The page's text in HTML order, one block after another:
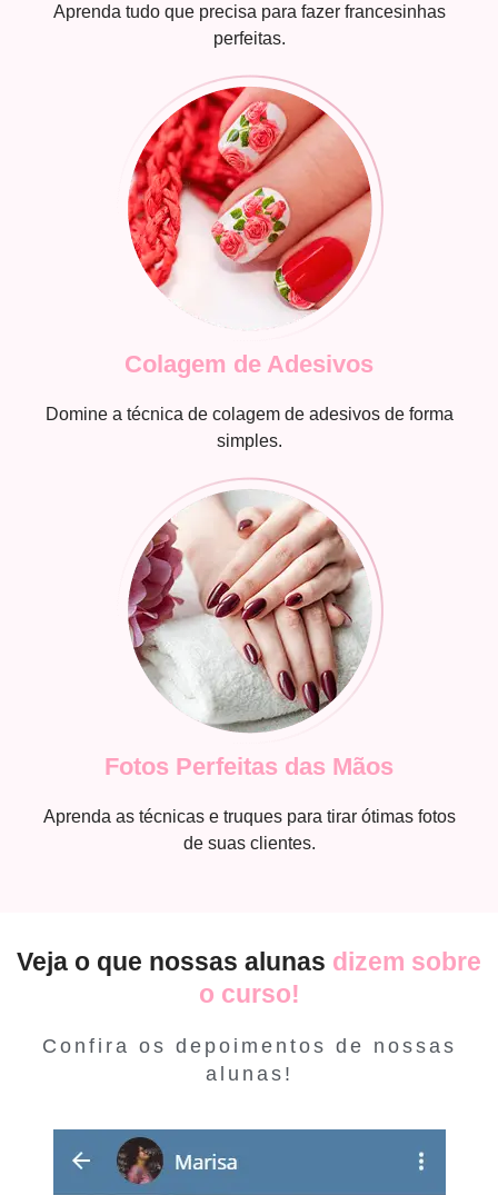
Aprenda tudo que precisa para fazer francesinhas
perfeitas.
Colagem de Adesivos
Domine a técnica de colagem de adesivos de forma
simples.
Fotos Perfeitas das Mãos
Aprenda as técnicas e truques para tirar ótimas fotos
de suas clientes.
Veja o que nossas alunas dizem sobre
o curso!
Confira os depoimentos de nossas
alunas!